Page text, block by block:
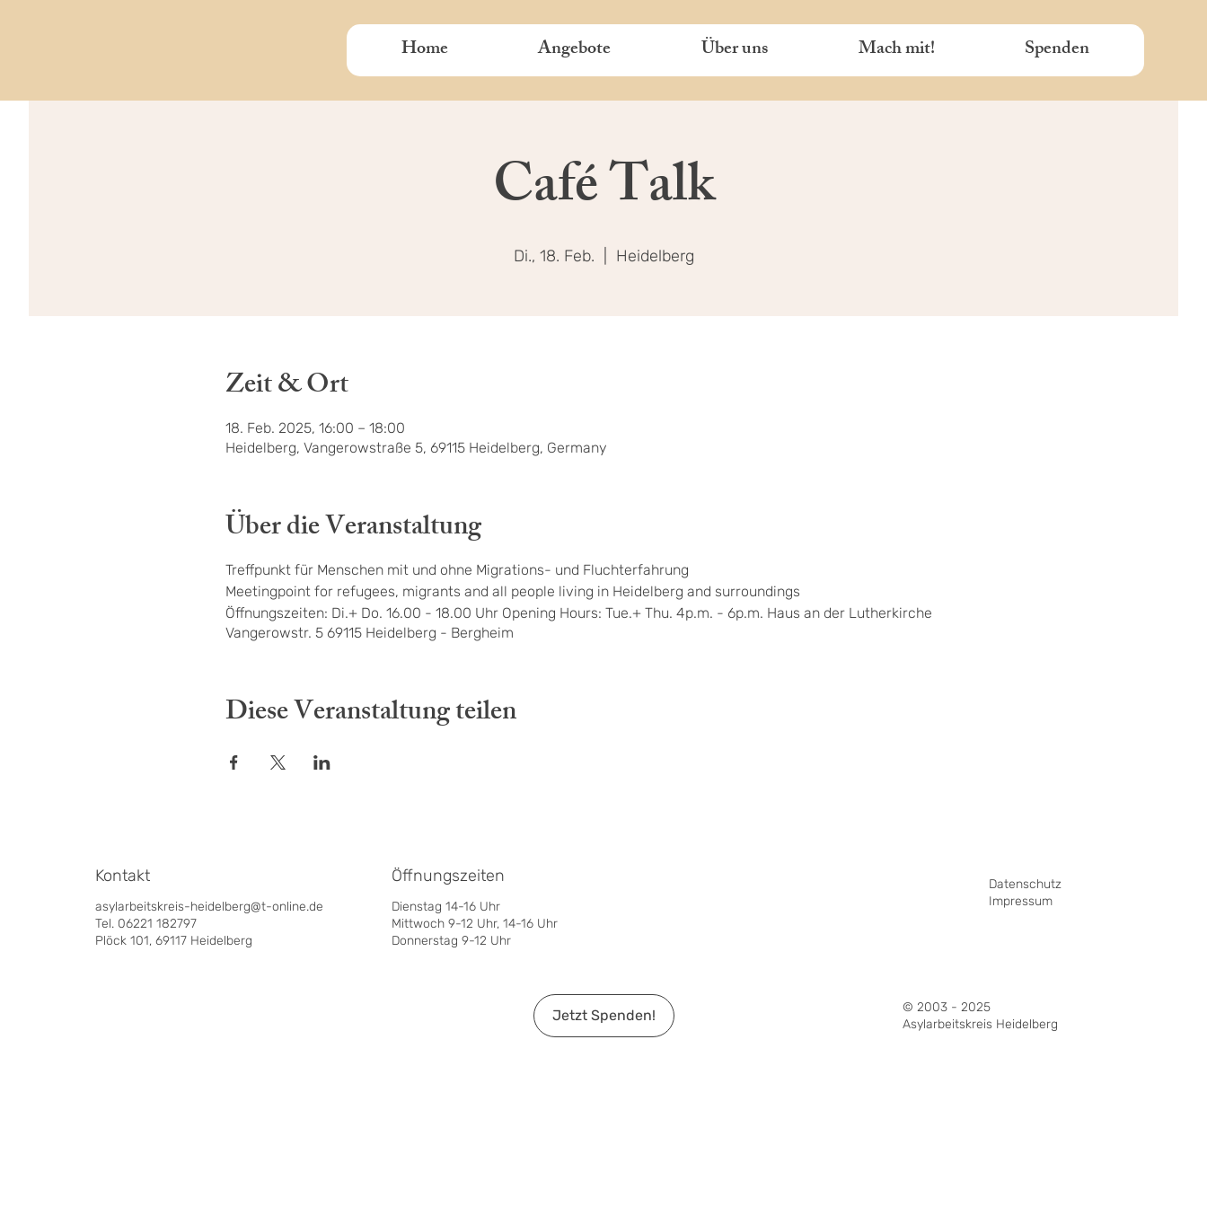
Home Angebote Über uns Mach mit! Spenden
Café Talk
Di., 18. Feb. Heidelberg
Zeit & Ort
18. Feb. 2025, 16:00 – 18:00
Heidelberg, Vangerowstraße 5, 69115 Heidelberg, Germany
Über die Veranstaltung
Treffpunkt für Menschen mit und ohne Migrations- und Fluchterfahrung
Meetingpoint for refugees, migrants and all people living in Heidelberg and surroundings
Öffnungszeiten: Di.+ Do. 16.00 - 18.00 Uhr Opening Hours: Tue.+ Thu. 4p.m. - 6p.m. Haus an der Lutherkirche
Vangerowstr. 5 69115 Heidelberg - Bergheim
Diese Veranstaltung teilen
© 2003 - 2025
Asylarbeitskreis Heidelberg
Jetzt Spenden!
Datenschutz
Impressum
asylarbeitskreis-heidelberg@t-online.de
Tel. 06221 182797
Plöck 101, 69117 Heidelberg
Kontakt
Dienstag 14-16 Uhr
Mittwoch 9-12 Uhr, 14-16 Uhr
Donnerstag 9-12 Uhr
Öffnungszeiten